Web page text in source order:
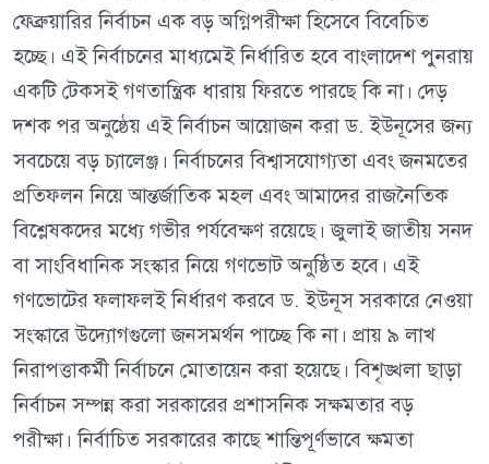
ফেব্রুয়ারির নির্বাচন এক বড় অগ্নিপরীক্ষা হিসেবে বিবেচিত
হচ্ছে। এই নির্বাচনের মাধ্যমেই নির্ধারিত হবে বাংলাদেশ পুনরায়
একটি টেকসই গণতান্ত্রিক ধারায় ফিরতে পারছে কি না। দেড়
দশক পর অনুষ্ঠেয় এই নির্বাচন আয়োজন করা ড. ইউনূসের জন্য
সবচেয়ে বড় চ্যালেঞ্জ। নির্বাচনের বিশ্বাসযোগ্যতা এবং জনমতের
প্রতিফলন নিয়ে আন্তর্জাতিক মহল এবং আমাদের রাজনৈতিক
বিশ্লেষকদের মধ্যে গভীর পর্যবেক্ষণ রয়েছে। জুলাই জাতীয় সনদ
বা সাংবিধানিক সংস্কার নিয়ে গণভোট অনুষ্ঠিত হবে। এই
গণভোটের ফলাফলই নির্ধারণ করবে ড. ইউনূস সরকারে নেওয়া
সংস্কারে উদ্যোগগুলো জনসমর্থন পাচ্ছে কি না। প্রায় ৯ লাখ
নিরাপত্তাকর্মী নির্বাচনে মোতায়েন করা হয়েছে। বিশৃঙ্খলা ছাড়া
নির্বাচন সম্পন্ন করা সরকারের প্রশাসনিক সক্ষমতার বড়
পরীক্ষা। নির্বাচিত সরকারের কাছে শান্তিপূর্ণভাবে ক্ষমতা